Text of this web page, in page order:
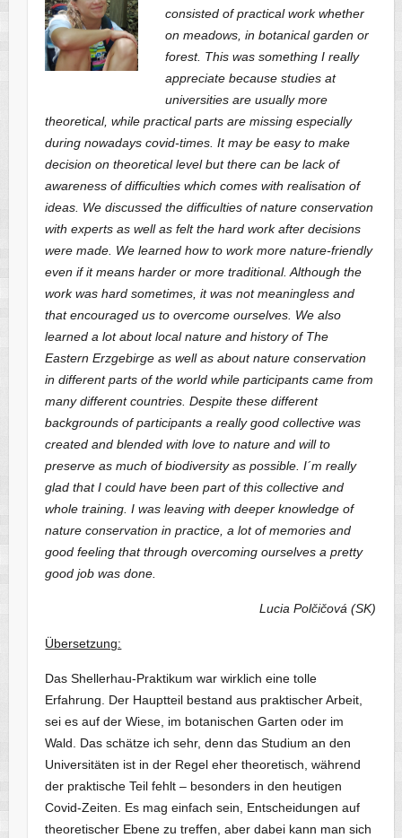
consisted of practical work whether
on meadows, in botanical garden or
forest. This was something I really
appreciate because studies at
universities are usually more
theoretical, while practical parts are missing especially
during nowadays covid-times. It may be easy to make
decision on theoretical level but there can be lack of
awareness of difficulties which comes with realisation of
ideas. We discussed the difficulties of nature conservation
with experts as well as felt the hard work after decisions
were made. We learned how to work more nature-friendly
even if it means harder or more traditional. Although the
work was hard sometimes, it was not meaningless and
that encouraged us to overcome ourselves. We also
learned a lot about local nature and history of The
Eastern Erzgebirge as well as about nature conservation
in different parts of the world while participants came from
many different countries. Despite these different
backgrounds of participants a really good collective was
created and blended with love to nature and will to
preserve as much of biodiversity as possible. I´m really
glad that I could have been part of this collective and
whole training. I was leaving with deeper knowledge of
nature conservation in practice, a lot of memories and
good feeling that through overcoming ourselves a pretty
good job was done.
Lucia Polčičová (SK)
Übersetzung:
Das Shellerhau-Praktikum war wirklich eine tolle
Erfahrung. Der Hauptteil bestand aus praktischer Arbeit,
sei es auf der Wiese, im botanischen Garten oder im
Wald. Das schätze ich sehr, denn das Studium an den
Universitäten ist in der Regel eher theoretisch, während
der praktische Teil fehlt – besonders in den heutigen
Covid-Zeiten. Es mag einfach sein, Entscheidungen auf
theoretischer Ebene zu treffen, aber dabei kann man sich